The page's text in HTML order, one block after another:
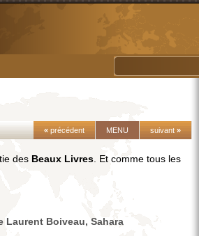
suivant »
MENU
« précédent
des Beaux Livres . Et comme tous les
Laurent Boiveau, Sahara